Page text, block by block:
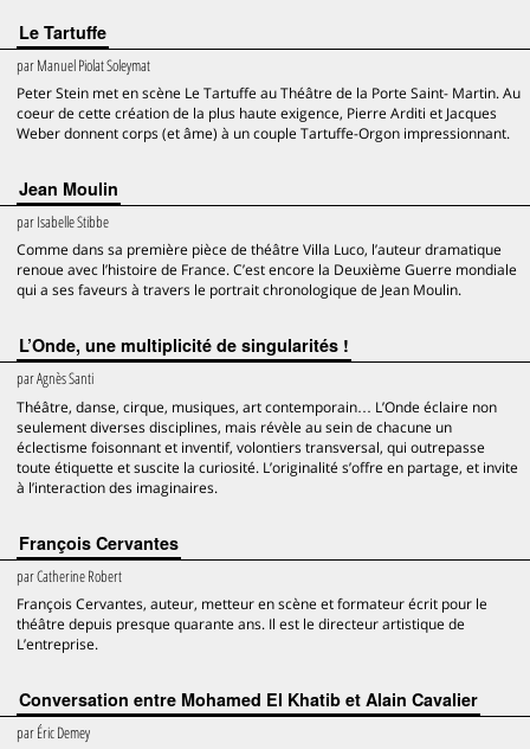
Le Tartuffe
parManuel Piolat Soleymat
Peter Stein met en scène Le Tartuffe au Théâtre de la Porte Saint- Martin. Au
coeur de cette création de la plus haute exigence, Pierre Arditi et Jacques
Weber donnent corps (et âme) à un couple Tartuffe-Orgon impressionnant.
Jean Moulin
parIsabelle Stibbe
Comme dans sa première pièce de théâtre Villa Luco, l’auteur dramatique
renoue avec l’histoire de France. C’est encore la Deuxième Guerre mondiale
qui a ses faveurs à travers le portrait chronologique de Jean Moulin.
L’Onde, une multiplicité de singularités !
parAgnès Santi
Théâtre, danse, cirque, musiques, art contemporain… L’Onde éclaire non
seulement diverses disciplines, mais révèle au sein de chacune un
éclectisme foisonnant et inventif, volontiers transversal, qui outrepasse
toute étiquette et suscite la curiosité. L’originalité s’offre en partage, et invite
à l’interaction des imaginaires.
François Cervantes
parCatherine Robert
François Cervantes, auteur, metteur en scène et formateur écrit pour le
théâtre depuis presque quarante ans. Il est le directeur artistique de
L’entreprise.
Conversation entre Mohamed El Khatib et Alain Cavalier
parÉric Demey